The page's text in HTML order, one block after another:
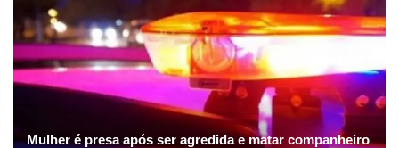
Mulher é presa após ser agredida e matar companheiro